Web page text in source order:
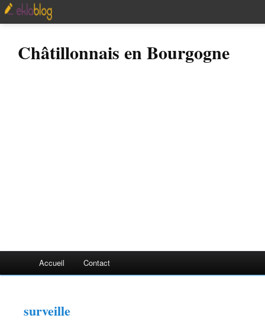
Châtillonnais en Bourgogne
Accueil Contact
surveille